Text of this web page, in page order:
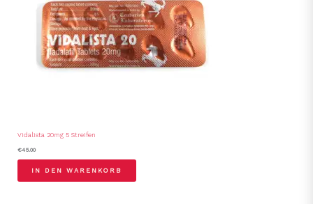
Vidalista 20mg 5 Streifen
€45.00
IN DEN WARENKORB